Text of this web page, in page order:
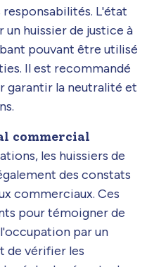
L'état
un huissier de justice à
pouvant être utilisé
Il est recommandé
garantir la neutralité et
commercial
les huissiers de
des constats
commerciaux. Ces
pour témoigner de
par un
de vérifier les